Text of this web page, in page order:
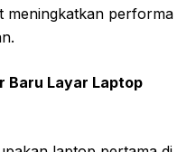
meningkatkan performa
Baru Layar Laptop